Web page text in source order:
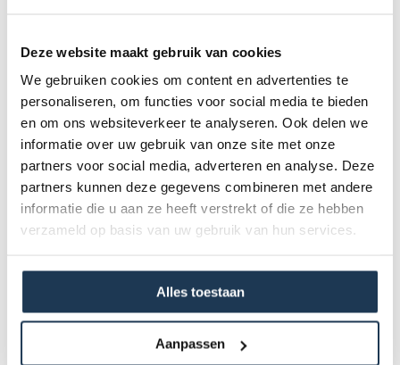
Deze website maakt gebruik van cookies
We gebruiken cookies om content en advertenties te
personaliseren, om functies voor social media te bieden
en om ons websiteverkeer te analyseren. Ook delen we
informatie over uw gebruik van onze site met onze
partners voor social media, adverteren en analyse. Deze
partners kunnen deze gegevens combineren met andere
informatie die u aan ze heeft verstrekt of die ze hebben
verzameld op basis van uw gebruik van hun services.
Alles toestaan
Aanpassen
Accessoires
Specificaties
Product Code :
Dit product behoort tot de
volgende categorie(ën)